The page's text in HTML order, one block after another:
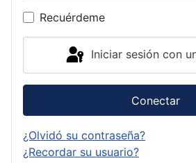
Recuérdeme
Iniciar sesión con
Conectar
¿Olvidó su contraseña?
¿Recordar su usuario?